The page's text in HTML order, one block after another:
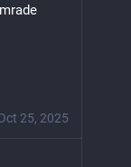
25, 2025